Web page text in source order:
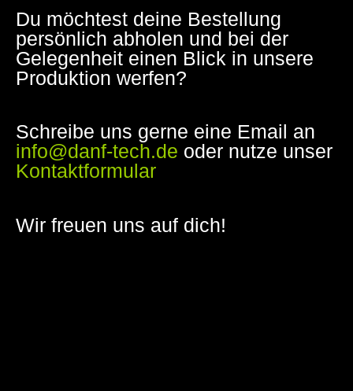
Du möchtest deine Bestellung
persönlich abholen und bei der
Gelegenheit einen Blick in unsere
Produktion werfen?
Schreibe uns gerne eine Email an
info@danf-tech.de oder nutze unser
Kontaktformular
Wir freuen uns auf dich!